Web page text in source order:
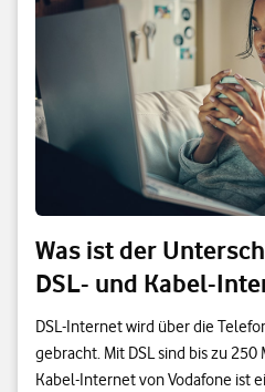
Was ist der
DSL- und Kabel-
DSL-Internet wird über die
gebracht. Mit DSL sind bis zu
Kabel-Internet von Vodafone ist